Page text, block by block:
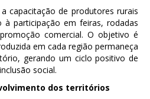
capacitação de produtores rurais
participação em feiras, rodadas
comercial. O objetivo é
em cada região permaneça
gerando um ciclo positivo de
social.
dos territórios